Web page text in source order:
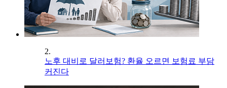
2.
노후 대비로 달러보험? 환율 오르면 보험료 부담
커진다